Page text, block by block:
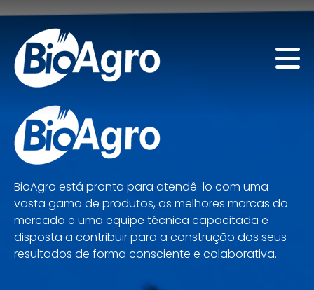
BioAgro está pronta para atendê-lo com uma
vasta gama de produtos, as melhores marcas do
mercado e uma equipe técnica capacitada e
disposta a contribuir para a construção dos seus
resultados de forma consciente e colaborativa.